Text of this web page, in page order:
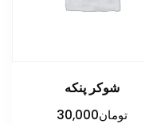
شوکر پنکه
تومان30,000